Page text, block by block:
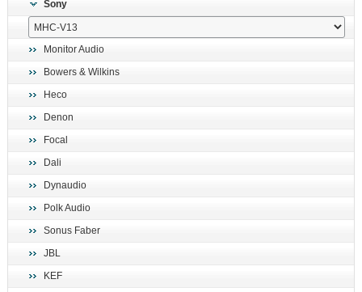
климатехника
отопительные котлы
Sony
Monitor Audio
Bowers & Wilkins
Heco
Denon
Focal
Dali
Dynaudio
Polk Audio
Sonus Faber
JBL
KEF